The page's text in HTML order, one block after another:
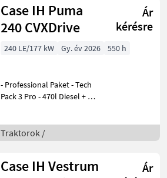
Case IH Puma
240 CVXDrive
Ár
kérésre
240 LE/177 kW Gy. év 2026 550 h
- Professional Paket - Tech
Pack 3 Pro - 470l Diesel + 54l
Stufe V mit Umkehrlüfter -
Motorstaubremse - CVX-
Traktorok /
Case IH Vestrum
Ár